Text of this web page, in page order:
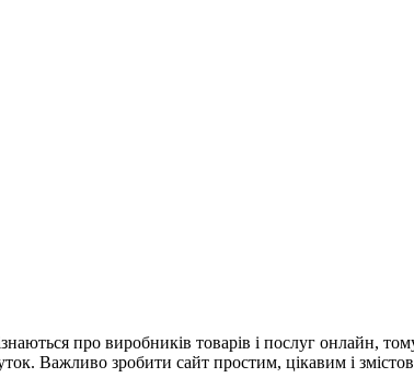
про виробників товарів і послуг онлайн,
Важливо зробити сайт простим, цікавим і